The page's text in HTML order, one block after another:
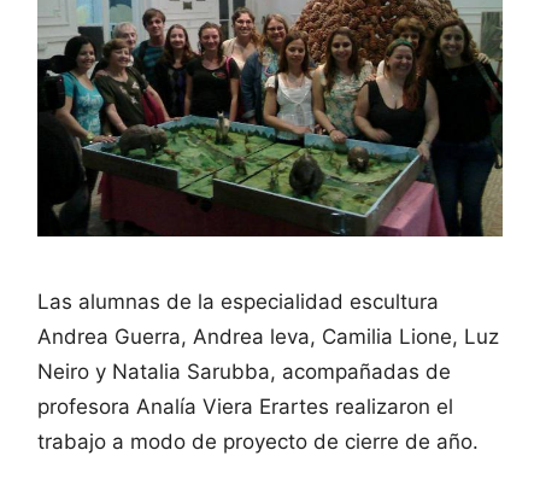
Las alumnas de la especialidad escultura
Andrea Guerra, Andrea leva, Camilia Lione, Luz
Neiro y Natalia Sarubba, acompañadas de
profesora Analía Viera Erartes realizaron el
trabajo a modo de proyecto de cierre de año.